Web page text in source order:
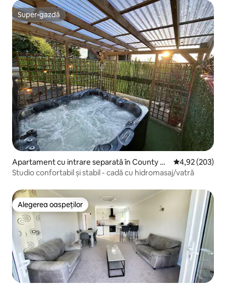
Super-gazdă
Super-gazdă
Apartament cu intrare separată în County W
exford
Scor mediu de
4,92 (203)
Studio confortabil și stabil - cadă cu hidromasaj/vatră
Alegerea oaspeților
Alegerea oaspeților